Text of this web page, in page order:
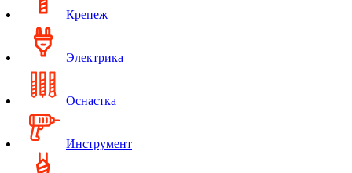
Крепеж
Электрика
Оснастка
Инструмент